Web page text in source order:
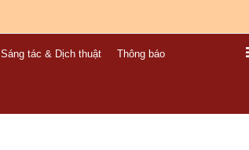
Sáng tác & Dịch thuật Thông báo